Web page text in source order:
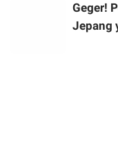
Geger!
Jepang